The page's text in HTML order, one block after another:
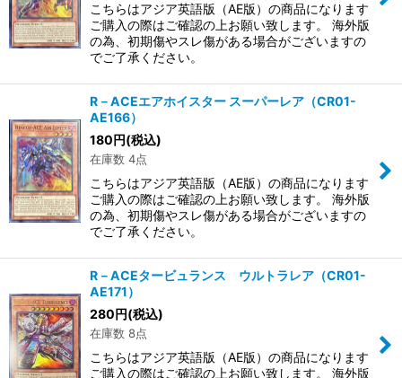
こちらはアジア英語版（AE版）の商品になります
ご購入の際はご確認の上お願い致します。 海外版
の為、初期傷やスレ傷がある場合がございますの
でご了承ください。
R－ACEエアホイスター スーパーレア（CR01-
AE166）
180円(税込)
在庫数 4点
こちらはアジア英語版（AE版）の商品になります
ご購入の際はご確認の上お願い致します。 海外版
の為、初期傷やスレ傷がある場合がございますの
でご了承ください。
R－ACEタービュランス ウルトラレア（CR01-
AE171）
280円(税込)
在庫数 8点
こちらはアジア英語版（AE版）の商品になります
ご購入の際はご確認の上お願い致します。 海外版